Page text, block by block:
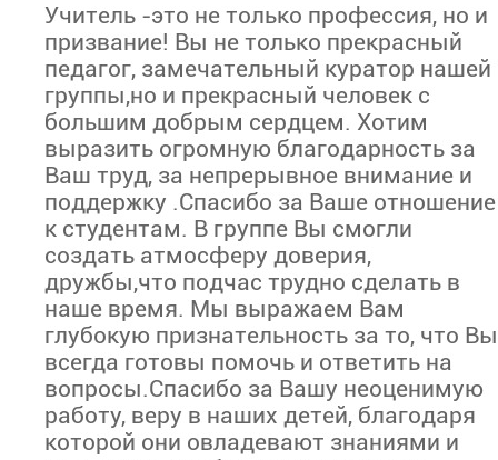
Учитель -это не только профессия, но и
призвание! Вы не только прекрасный
педагог, замечательный куратор нашей
группы,но и прекрасный человек с
большим добрым сердцем. Хотим
выразить огромную благодарность за
Ваш труд, за непрерывное внимание и
поддержку .Спасибо за Ваше отношение
к студентам. В группе Вы смогли
создать атмосферу доверия,
дружбы,что подчас трудно сделать в
наше время. Мы выражаем Вам
глубокую признательность за то, что Вы
всегда готовы помочь и ответить на
вопросы.Спасибо за Вашу неоценимую
работу, веру в наших детей, благодаря
которой они овладевают знаниями и